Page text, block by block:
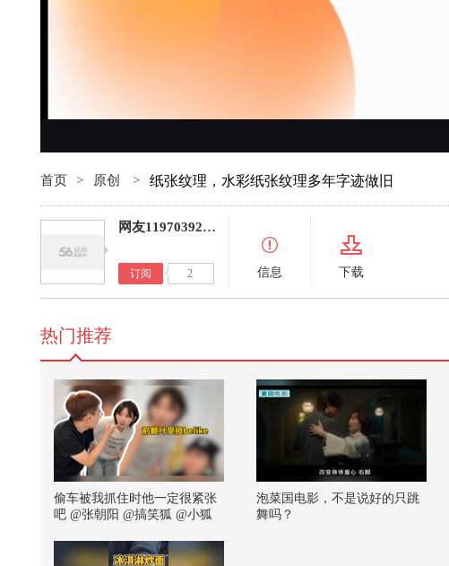
首页 > 原创 > 纸张纹理，水彩纸张纹理多年字迹做旧
网友11970392147060695
订阅 2 信息 下载
热门推荐
偷车被我抓住时他一定很紧张
吧 @张朝阳 @搞笑狐 @小狐
泡菜国电影，不是说好的只跳
舞吗？